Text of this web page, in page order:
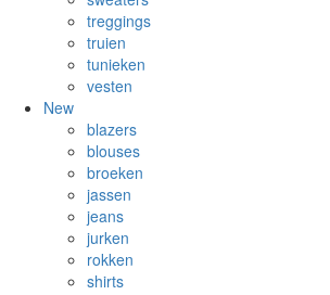
treggings
truien
tunieken
vesten
New
blazers
blouses
broeken
jassen
jeans
jurken
rokken
shirts